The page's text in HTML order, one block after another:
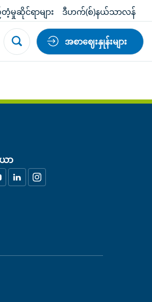
ဆိုင်ရာများ ဒီဟက်(စ်)နယ်သာလန်
အစာဈေးနှုန်းများ
ာ